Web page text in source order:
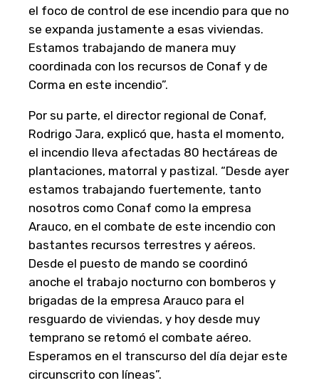
el foco de control de ese incendio para que no
se expanda justamente a esas viviendas.
Estamos trabajando de manera muy
coordinada con los recursos de Conaf y de
Corma en este incendio”.
Por su parte, el director regional de Conaf,
Rodrigo Jara, explicó que, hasta el momento,
el incendio lleva afectadas 80 hectáreas de
plantaciones, matorral y pastizal. “Desde ayer
estamos trabajando fuertemente, tanto
nosotros como Conaf como la empresa
Arauco, en el combate de este incendio con
bastantes recursos terrestres y aéreos.
Desde el puesto de mando se coordinó
anoche el trabajo nocturno con bomberos y
brigadas de la empresa Arauco para el
resguardo de viviendas, y hoy desde muy
temprano se retomó el combate aéreo.
Esperamos en el transcurso del día dejar este
circunscrito con líneas”.